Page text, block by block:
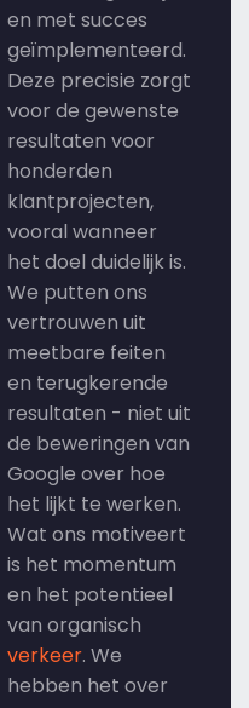
en met succes
geïmplementeerd.
Deze precisie zorgt
voor de gewenste
resultaten voor
honderden
klantprojecten,
vooral wanneer
het doel duidelijk is.
We putten ons
vertrouwen uit
meetbare feiten
en terugkerende
resultaten - niet uit
de beweringen van
Google over hoe
het lijkt te werken.
Wat ons motiveert
is het momentum
en het potentieel
van organisch
verkeer. We
hebben het over